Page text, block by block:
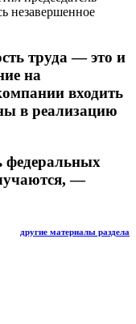
незавершенное
труда — это и
на
входить
в реализацию
федеральных
—
другие материалы раздела